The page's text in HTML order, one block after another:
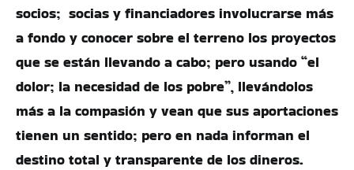
socios; socias y financiadores involucrarse más
a fondo y conocer sobre el terreno los proyectos
que se están llevando a cabo; pero usando “el
dolor; la necesidad de los pobre”, llevándolos
más a la compasión y vean que sus aportaciones
tienen un sentido; pero en nada informan el
destino total y transparente de los dineros.